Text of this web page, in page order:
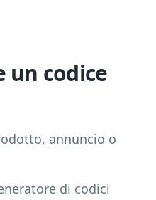
un codice
annuncio o
di codici